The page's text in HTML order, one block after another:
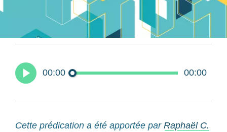
00:00 00:00
Cette prédication a été apportée par Raphaël C.